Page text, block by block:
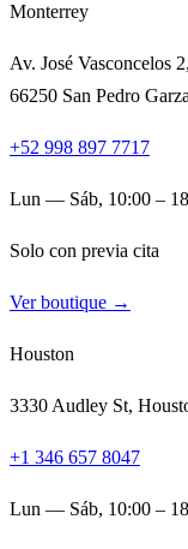
Monterrey
Av. José Vasconcelos
66250 San Pedro
+52 998 897 7717
Lun — Sáb, 10:00 –
Solo con previa cita
Ver boutique →
Houston
3330 Audley St,
+1 346 657 8047
Lun — Sáb, 10:00 –